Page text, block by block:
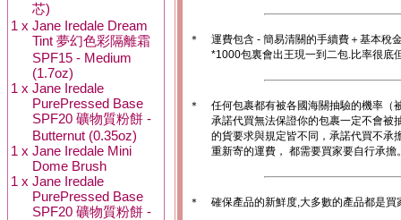
芯)
1 x Jane Iredale Dream
Tint 夢幻色彩隔離霜
SPF15 - Medium
(1.7oz)
1 x Jane Iredale
PurePressed Base
SPF20 礦物質粉餅 -
Butternut (0.35oz)
1 x Jane Iredale Mini
Dome Brush
1 x Jane Iredale
PurePressed Base
SPF20 礦物質粉餅 -
＊
運費包含 - 簡易清關的手續費＋基本稅
*1000包裏會出王現一到二包.比率很底
＊
任何包裹都有被各國海關抽驗的機率（
承諾代買無法保證你的包裹一定不會被
的貨要求與規定皆不同，承諾代買不承
重新寄的運費， 都需要買家要自行承擔
＊ 確保產品的新鮮度,大多數的產品都是